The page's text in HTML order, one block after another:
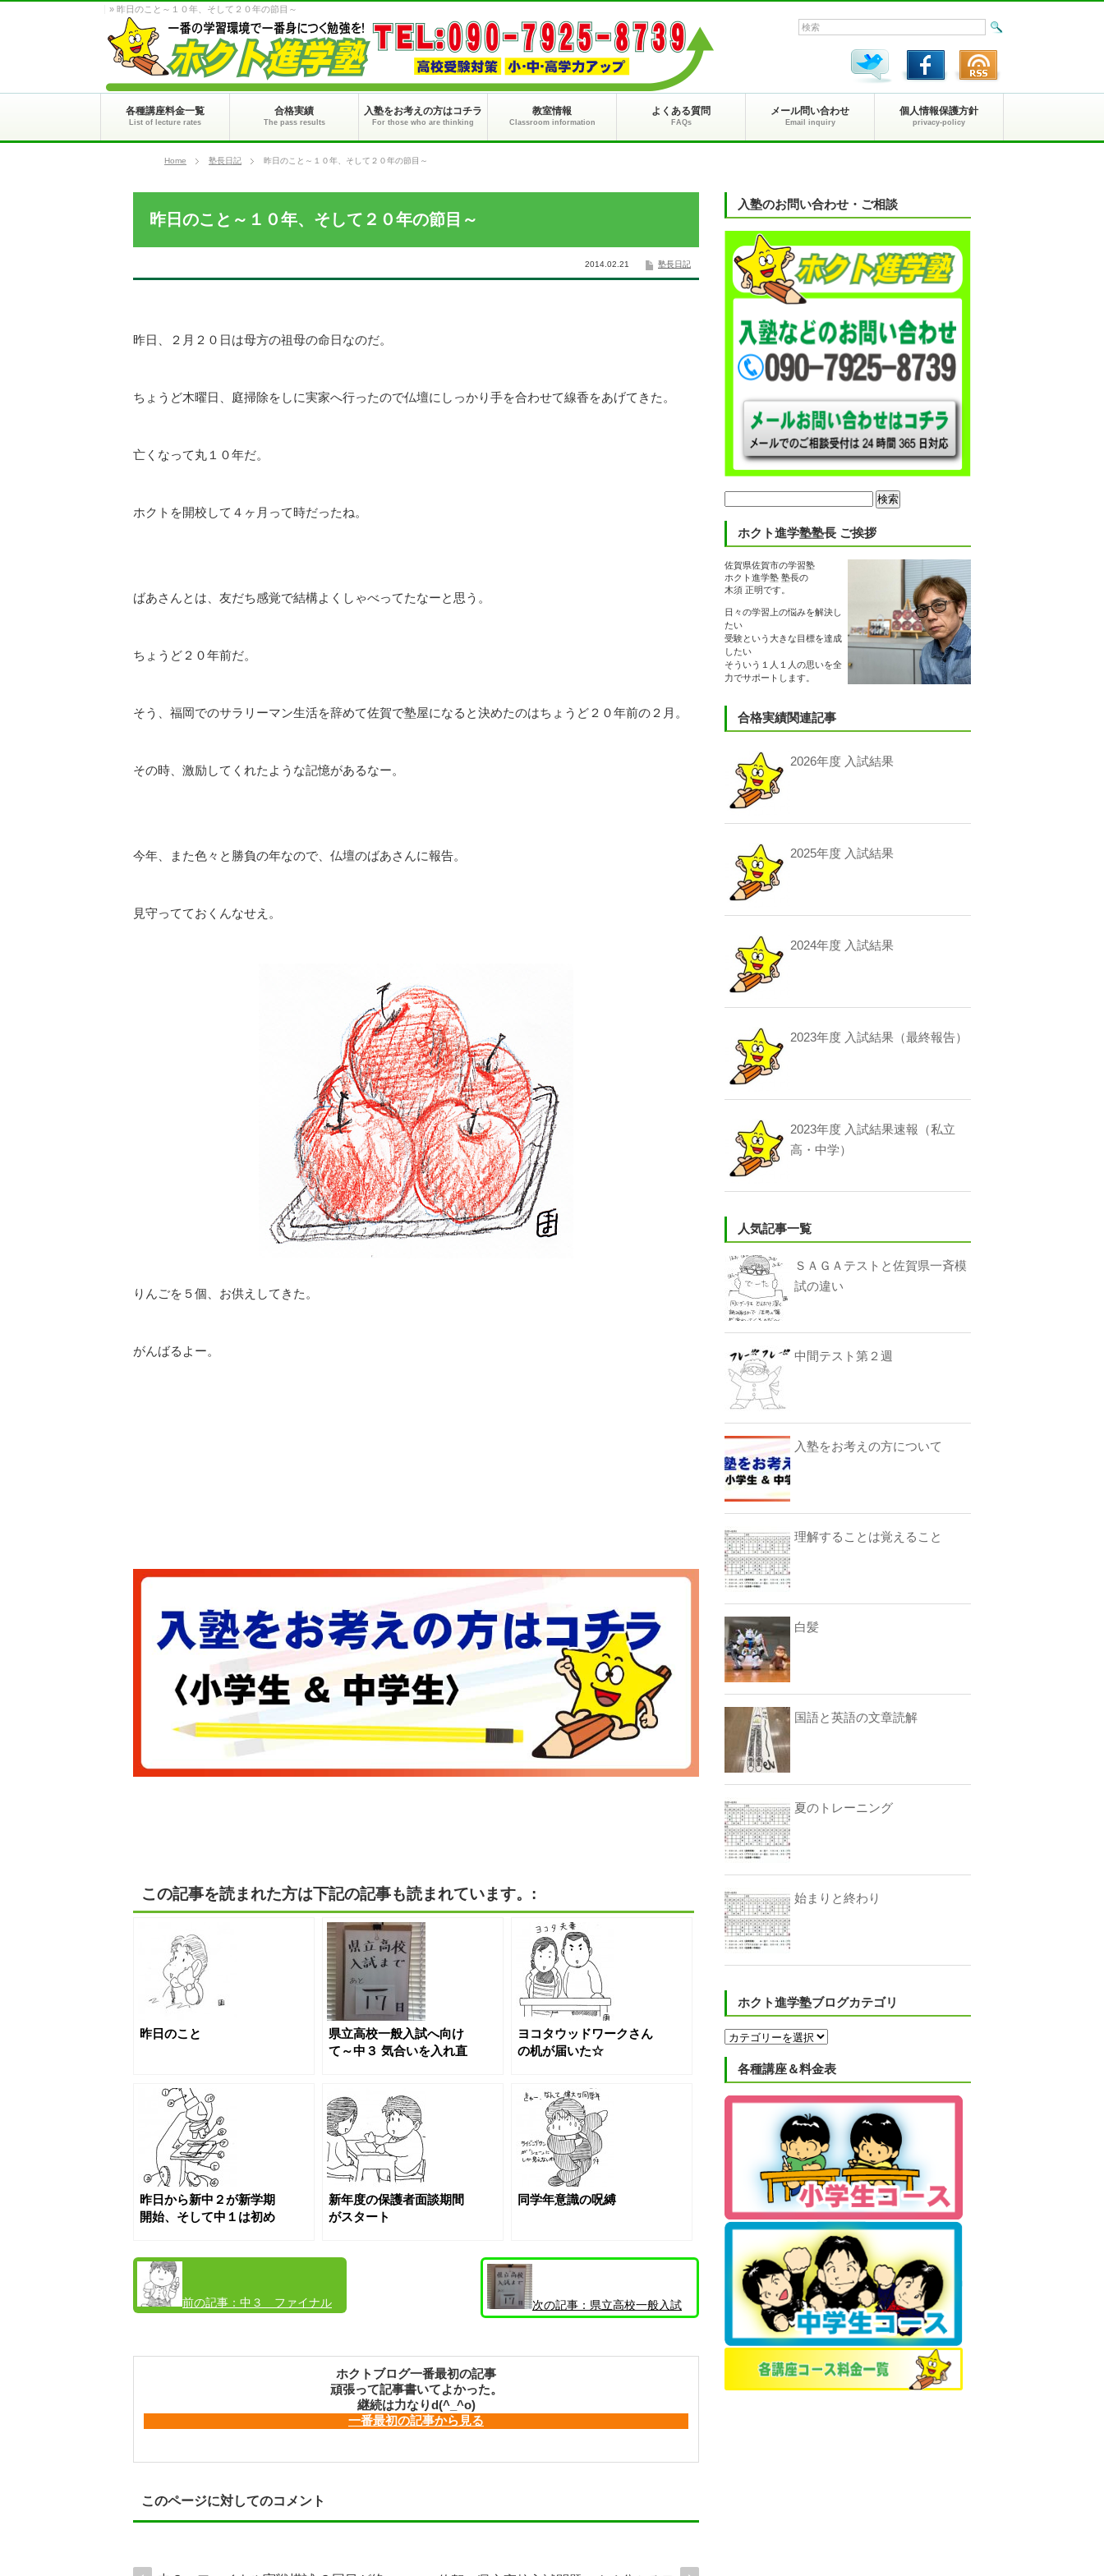
» 昨日のこと～１０年、そして２０年の節目～
各種講座料金一覧
List of lecture rates
合格実績
The pass results
入塾をお考えの方はコチラ
For those who are thinking
教室情報
Classroom information
よくある質問
FAQs
メール問い合わせ
Email inquiry
個人情報保護方針
privacy-policy
Home 塾長日記 昨日のこと～１０年、そして２０年の節目～
昨日のこと～１０年、そして２０年の節目～
塾長日記
2014.02.21
昨日、２月２０日は母方の祖母の命日なのだ。
ちょうど木曜日、庭掃除をしに実家へ行ったので仏壇にしっかり手を合わせて線香をあげてきた。
亡くなって丸１０年だ。
ホクトを開校して４ヶ月って時だったね。
ばあさんとは、友だち感覚で結構よくしゃべってたなーと思う。
ちょうど２０年前だ。
そう、福岡でのサラリーマン生活を辞めて佐賀で塾屋になると決めたのはちょうど２０年前の２月。
その時、激励してくれたような記憶があるなー。
今年、また色々と勝負の年なので、仏壇のばあさんに報告。
見守ってておくんなせえ。
りんごを５個、お供えしてきた。
がんばるよー。
この記事を読まれた方は下記の記事も読まれています。:
昨日のこと
県立高校一般入試へ向け
て～中３ 気合いを入れ直
ヨコタウッドワークさん
の机が届いた☆
昨日から新中２が新学期
開始、そして中１は初め
新年度の保護者面談期間
がスタート
同学年意識の呪縛
前の記事： 中３ ファイナル
次の記事： 県立高校一般入試
へ向けて～中３ 気合いを入れ直そう～
ホクトブログ一番最初の記事
頑張って記事書いてよかった。
継続は力なりd(^_^o)
一番最初の記事から見る
このページに対してのコメント
入塾のお問い合わせ・ご相談
検
索:
ホクト進学塾塾長 ご挨拶
佐賀県佐賀市の学習塾
ホクト進学塾 塾長の
木須 正明です。
日々の学習上の悩みを解決し
たい
受験という大きな目標を達成
したい
そういう１人１人の思いを全
力でサポートします。
合格実績関連記事
2026年度 入試結果
2025年度 入試結果
2024年度 入試結果
2023年度 入試結果（最終報告）
2023年度 入試結果速報（私立
高・中学）
人気記事一覧
ＳＡＧＡテストと佐賀県一斉模
試の違い
中間テスト第２週
入塾をお考えの方について
理解することは覚えること
白髪
国語と英語の文章読解
夏のトレーニング
始まりと終わり
ホクト進学塾ブログカテゴリ
ホ
ク
ト
学
塾
各種講座＆料金表